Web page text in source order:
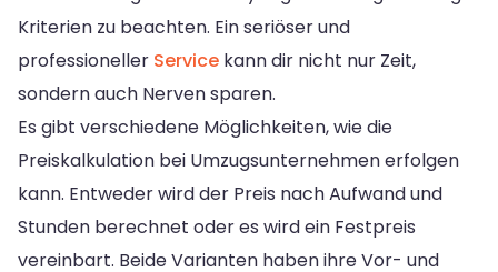
Kriterien zu beachten. Ein seriöser und
professioneller Service kann dir nicht nur Zeit,
sondern auch Nerven sparen.
Es gibt verschiedene Möglichkeiten, wie die
Preiskalkulation bei Umzugsunternehmen erfolgen
kann. Entweder wird der Preis nach Aufwand und
Stunden berechnet oder es wird ein Festpreis
vereinbart. Beide Varianten haben ihre Vor- und